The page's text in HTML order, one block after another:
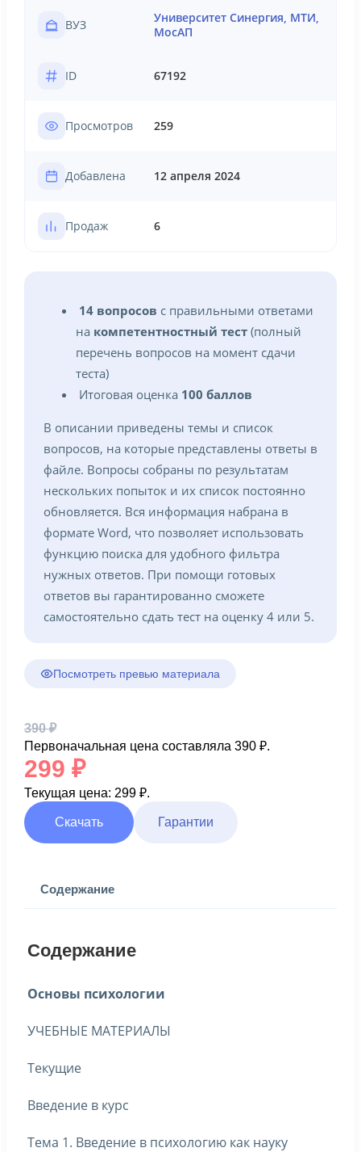
ВУЗ
Университет Синергия, МТИ,
МосАП
ID 67192
Просмотров 259
Добавлена 12 апреля 2024
Продаж 6
14 вопросов с правильными ответами
на компетентностный тест (полный
перечень вопросов на момент сдачи
теста)
Итоговая оценка 100 баллов
В описании приведены темы и список
вопросов, на которые представлены ответы в
файле. Вопросы собраны по результатам
нескольких попыток и их список постоянно
обновляется. Вся информация набрана в
формате Word, что позволяет использовать
функцию поиска для удобного фильтра
нужных ответов. При помощи готовых
ответов вы гарантированно сможете
самостоятельно сдать тест на оценку 4 или 5.
Посмотреть превью материала
390₽
Первоначальная цена составляла 390 ₽.
299 ₽
Текущая цена: 299 ₽.
Скачать Гарантии
Содержание
Содержание
Основы психологии
УЧЕБНЫЕ МАТЕРИАЛЫ
Текущие
Введение в курс
Тема 1. Введение в психологию как науку